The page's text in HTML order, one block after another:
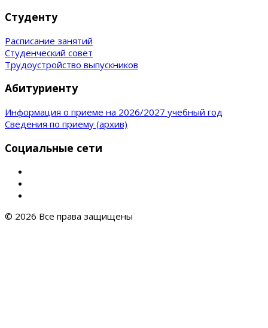
Студенту
Расписание занятий
Студенческий совет
Трудоустройство выпускников
Абитуриенту
Информация о приеме на 2026/2027 учебный год
Сведения по приему (архив)
Социальные сети
© 2026 Все права защищены